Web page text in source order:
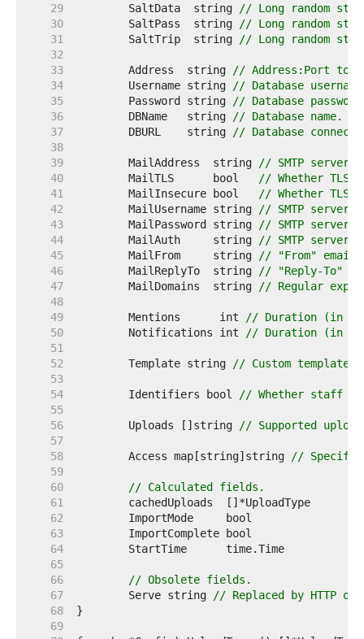
    29
	SaltData  string
// Long random
    30
	SaltPass  string
// Long random
    31
	SaltTrip  string
// Long random
    32
    33
	Address  string
// Address:Port to
    34
	Username string
// Database
    35
	Password string
// Database
    36
	DBName   string
// Database name.
    37
	DBURL    string
// Database
    38
    39
	MailAddress  string
// SMTP server
    40
	MailTLS      bool
// Whether TLS
    41
	MailInsecure bool
// Whether
    42
	MailUsername string
// SMTP server
    43
	MailPassword string
// SMTP server
    44
	MailAuth     string
// SMTP server
    45
	MailFrom     string
// "From" email
    46
	MailReplyTo  string
// "Reply-To"
    47
	MailDomains  string
// Regular
    48
    49
	Mentions      int
// Duration (in
    50
	Notifications int
// Duration (in
    51
    52
	Template string
// Custom template
    53
    54
	Identifiers bool
// Whether staff
    55
    56
	Uploads []string
// Supported
    57
    58
	Access map[string]string
//
    59
    60
// Calculated fields.
    61
    62
    63
    64
    65
    66
// Obsolete fields.
    67
	Serve string
// Replaced by HTTP
    68
    69